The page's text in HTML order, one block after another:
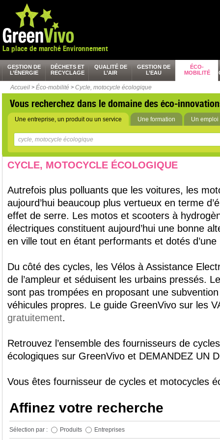
La place de marché Environnement
GESTION DE
L’ÉNERGIE
DÉCHETS ET
RECYCLAGE
QUALITÉ DE
L’AIR
GESTION DE
L’EAU
ÉCO-
MOBILITÉ
Accueil > Éco-mobilité > Cycle, motocycle écologique
Vous recherchez dans le domaine des éco-
Une entreprise, un produit ou un service Une formation Un emploi
CYCLE, MOTOCYCLE ÉCOLOGIQUE
Autrefois plus polluants que les voitures, les
aujourd’hui beaucoup plus vertueux en terme
effet de serre. Les motos et scooters à
électriques constituent aujourd’hui une bonne
en ville tout en étant performants et dotés
Du côté des cycles, les Vélos à Assistance
de l’ampleur et séduisent les urbains pressés.
sont pas trompées en proposant une subvention
véhicules propres. Le guide GreenVivo sur les
gratuitement.
Retrouvez l’ensemble des fournisseurs de
écologiques sur GreenVivo et DEMANDEZ UN
Vous êtes fournisseur de cycles et motocycles
Affinez votre recherche
Sélection par : Produits Entreprises